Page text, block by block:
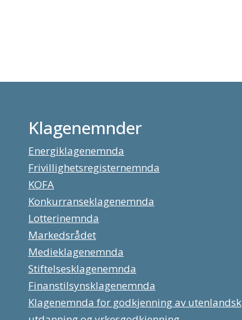
Klagenemnder
Energiklagenemnda
Frivillighetsregisternemnda
KOFA
Konkurranseklagenemnda
Lotterinemnda
Markedsrådet
Medieklagenemnda
Stiftelsesklagenemnda
Finanstilsynsklagenemnda
Klagenemnda for godkjenning av utenlandsk